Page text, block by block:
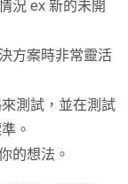
況 ex 新的未開
方案時非常靈活
測試，並在測試
。
的想法。